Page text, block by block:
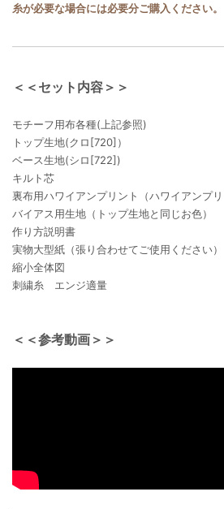
糸が必要な場合には必要分ご購入ください。
＜＜セット内容＞＞
モチーフ用布各種(上記参照)
トップ生地(クロ[720]）
ベース生地(シロ[722])
キルト芯
裏布用ハワイアンプリント（ハワイアンプリ
バイアス用生地（トップ生地と同じお色）
作り方説明書
実物大型紙（張り合わせてご使用ください）
縮小全体図
刺繍糸 エンジ適量
＜＜参考動画＞＞